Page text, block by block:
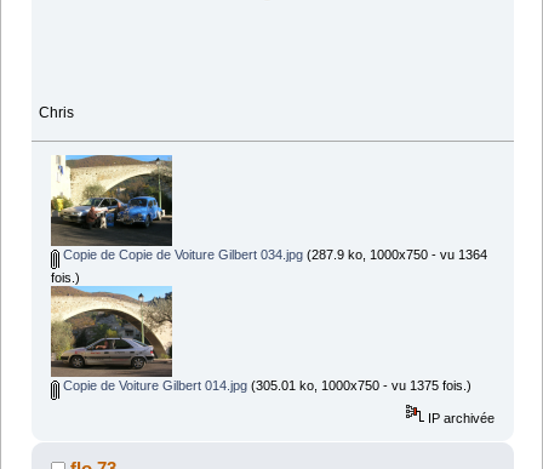
Chris
Copie de Copie de Voiture Gilbert 034.jpg(287.9 ko, 1000x750 - vu 1364
fois.)
Copie de Voiture Gilbert 014.jpg(305.01 ko, 1000x750 - vu 1375 fois.)
IP archivée